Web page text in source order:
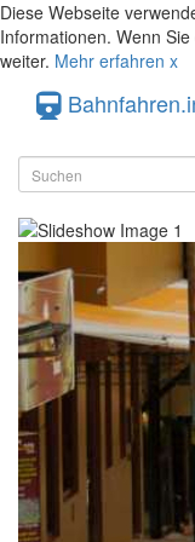
Diese Webseite
Informationen. Wenn
weiter. Mehr erfahren x